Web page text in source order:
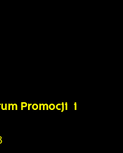
Promocji i